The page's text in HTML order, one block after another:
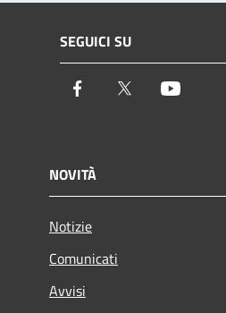
SEGUICI SU
Facebook Twitter
NOVITÀ
Notizie
Comunicati
Avvisi